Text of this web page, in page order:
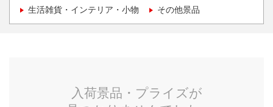
生活雑貨・インテリア・小物 その他景品